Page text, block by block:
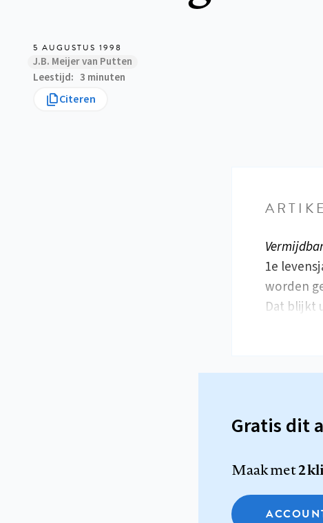
5 AUGUSTUS 1998
J.B. Meijer van Putten
Leestijd
3 minuten
Citeren
1e
worden
Dat blijkt
Gratis dit
Maak met2